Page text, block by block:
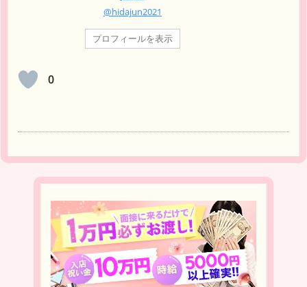
@hidajun2021
プロフィールを表示
0